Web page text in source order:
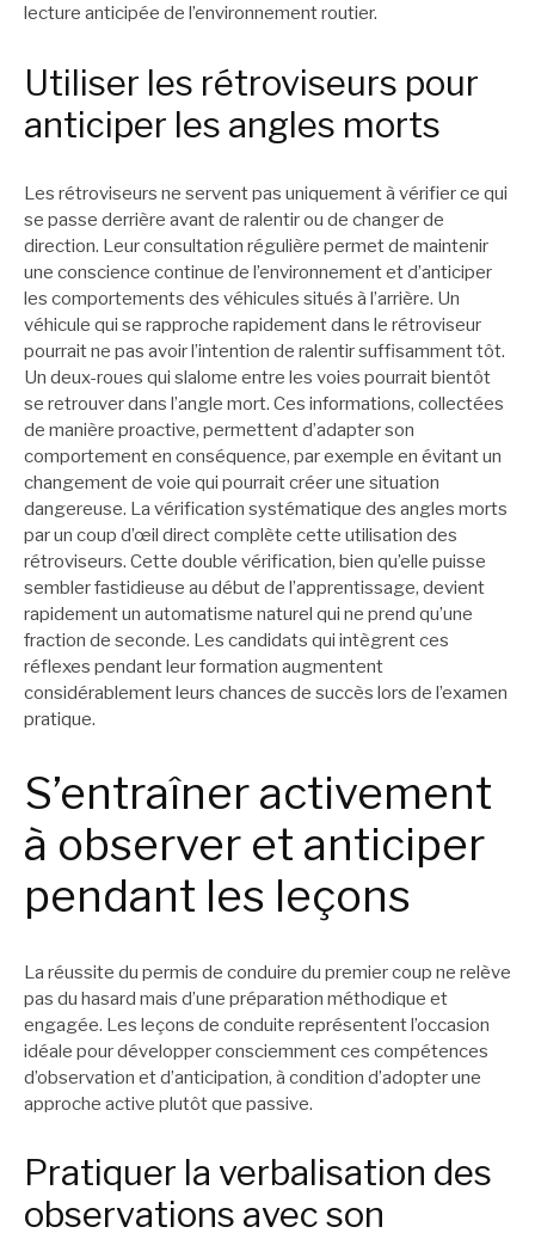
lecture anticipée de l’environnement routier.
Utiliser les rétroviseurs pour
anticiper les angles morts
Les rétroviseurs ne servent pas uniquement à vérifier ce qui
se passe derrière avant de ralentir ou de changer de
direction. Leur consultation régulière permet de maintenir
une conscience continue de l’environnement et d’anticiper
les comportements des véhicules situés à l’arrière. Un
véhicule qui se rapproche rapidement dans le rétroviseur
pourrait ne pas avoir l’intention de ralentir suffisamment tôt.
Un deux-roues qui slalome entre les voies pourrait bientôt
se retrouver dans l’angle mort. Ces informations, collectées
de manière proactive, permettent d’adapter son
comportement en conséquence, par exemple en évitant un
changement de voie qui pourrait créer une situation
dangereuse. La vérification systématique des angles morts
par un coup d’œil direct complète cette utilisation des
rétroviseurs. Cette double vérification, bien qu’elle puisse
sembler fastidieuse au début de l’apprentissage, devient
rapidement un automatisme naturel qui ne prend qu’une
fraction de seconde. Les candidats qui intègrent ces
réflexes pendant leur formation augmentent
considérablement leurs chances de succès lors de l’examen
pratique.
S’entraîner activement
à observer et anticiper
pendant les leçons
La réussite du permis de conduire du premier coup ne relève
pas du hasard mais d’une préparation méthodique et
engagée. Les leçons de conduite représentent l’occasion
idéale pour développer consciemment ces compétences
d’observation et d’anticipation, à condition d’adopter une
approche active plutôt que passive.
Pratiquer la verbalisation des
observations avec son